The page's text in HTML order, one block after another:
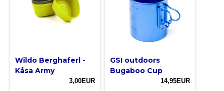
Wildo Berghaferl -
Kåsa Army
3,00EUR
GSI outdoors
Bugaboo Cup
14,95EUR